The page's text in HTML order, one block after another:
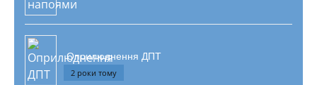
Оприлюднення ДПТ
2 роки тому